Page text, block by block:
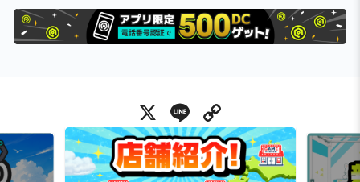
X Line